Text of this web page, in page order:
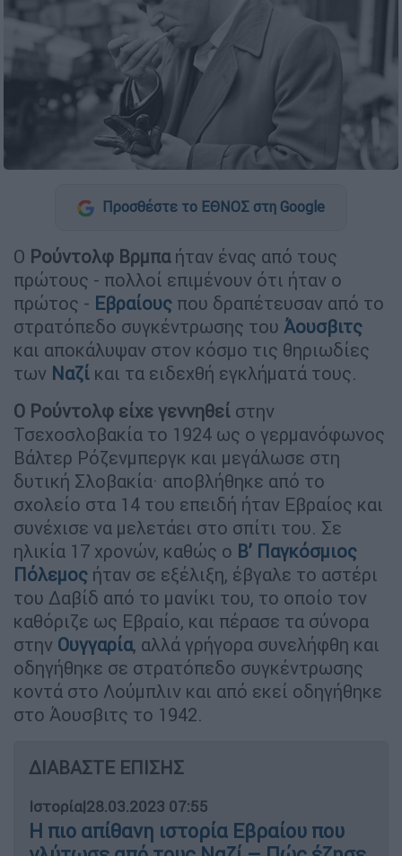
Προσθέστε το ΕΘΝΟΣ στη Google
Ο Ρούντολφ Βρμπαήταν ένας από τους
πρώτους - πολλοί επιμένουν ότι ήταν ο
πρώτος - Εβραίους που δραπέτευσαν από το
στρατόπεδο συγκέντρωσης του Άουσβιτς
και αποκάλυψαν στον κόσμο τις θηριωδίες
των Ναζί και τα ειδεχθή εγκλήματά τους.
Ο Ρούντολφ είχε γεννηθεί στην
Τσεχοσλοβακία το 1924 ως ο γερμανόφωνος
Βάλτερ Ρόζενμπεργκ και μεγάλωσε στη
δυτική Σλοβακία· αποβλήθηκε από το
σχολείο στα 14 του επειδή ήταν Εβραίος και
συνέχισε να μελετάει στο σπίτι του. Σε
ηλικία 17 χρονών, καθώς ο Β’ Παγκόσμιος
Πόλεμος ήταν σε εξέλιξη, έβγαλε το αστέρι
του Δαβίδ από το μανίκι του, το οποίο τον
καθόριζε ως Εβραίο, και πέρασε τα σύνορα
στην Ουγγαρία, αλλά γρήγορα συνελήφθη και
οδηγήθηκε σε στρατόπεδο συγκέντρωσης
κοντά στο Λούμπλιν και από εκεί οδηγήθηκε
στο Άουσβιτς το 1942.
ΔΙΑΒΑΣΤΕ ΕΠΙΣΗΣ
Ιστορία|28.03.2023 07:55
Η πιο απίθανη ιστορία Εβραίου που